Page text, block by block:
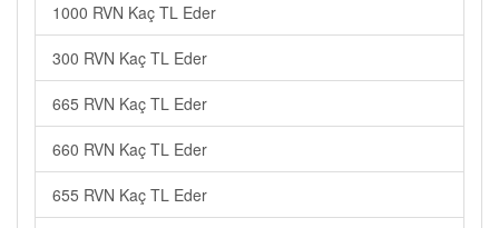
1000 RVN Kaç TL Eder
300 RVN Kaç TL Eder
665 RVN Kaç TL Eder
660 RVN Kaç TL Eder
655 RVN Kaç TL Eder